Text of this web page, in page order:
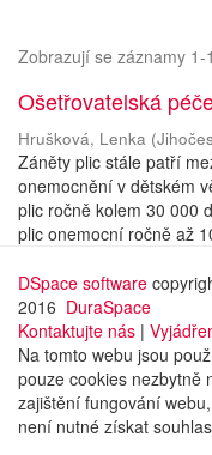
Zobrazují se záznamy 1-
Ošetřovatelská
Hrušková, Lenka (
Záněty plic stále patří
onemocnění v dětském
plic ročně kolem 30 000
plic onemocní ročně až
DSpace software
2016 DuraSpace
Kontaktujte nás |
Na tomto webu jsou
pouze cookies nezbytně
zajištění fungování
není nutné získat